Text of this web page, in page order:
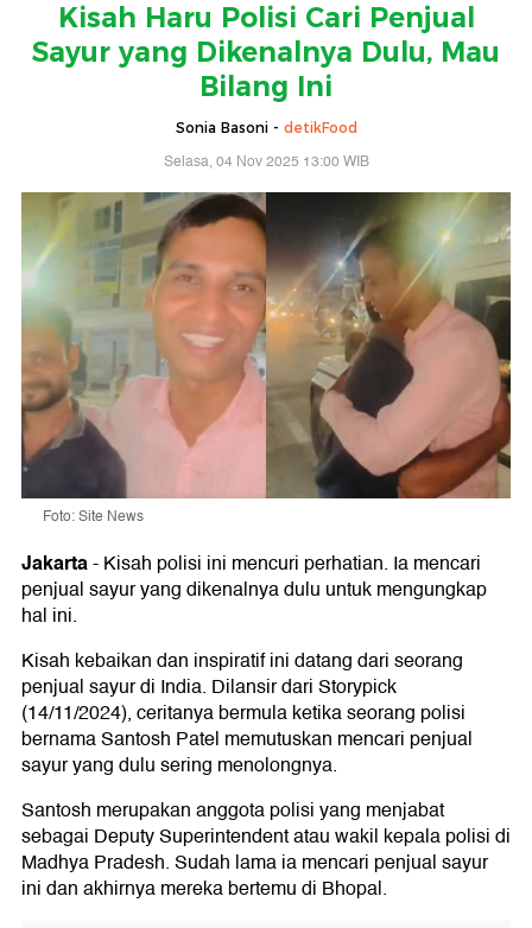
Kisah Haru Polisi Cari Penjual
Sayur yang Dikenalnya Dulu, Mau
Bilang Ini
Sonia Basoni - detikFood
Selasa, 04 Nov 2025 13:00 WIB
Foto: Site News
Jakarta-Kisah polisi ini mencuri perhatian. Ia mencari
penjual sayur yang dikenalnya dulu untuk mengungkap
hal ini.
Kisah kebaikan dan inspiratif ini datang dari seorang
penjual sayur di India. Dilansir dari Storypick
(14/11/2024), ceritanya bermula ketika seorang polisi
bernama Santosh Patel memutuskan mencari penjual
sayur yang dulu sering menolongnya.
Santosh merupakan anggota polisi yang menjabat
sebagai Deputy Superintendent atau wakil kepala polisi di
Madhya Pradesh. Sudah lama ia mencari penjual sayur
ini dan akhirnya mereka bertemu di Bhopal.